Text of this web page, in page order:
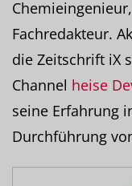
Fachredakteur.
die Zeitschrift iX
Channel heise
seine Erfahrung
Durchführung